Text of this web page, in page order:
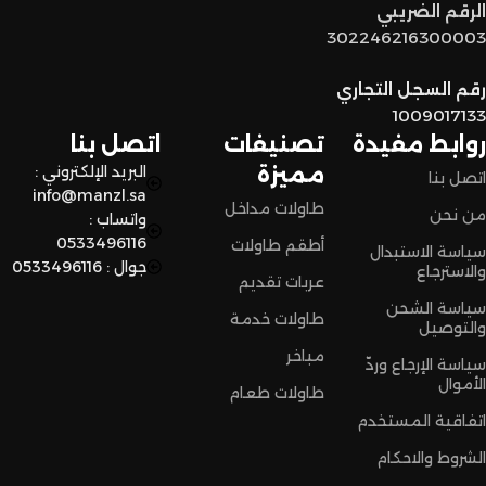
توصيل سريع وآمن
نضمن وصول منتجاتكم بأفضل حالة وفي أقصر وقت ممكن.
اختاروا الراحة والأناقة من المنزل النادر للاثاث الآن وعيشوا تجربة
تسوق مميزة.
روابط مفيدة
اتصل بنا
من نحن
سياسة الاستبدال
والاسترجاع
سياسة الشحن
والتوصيل
سياسة الإرجاع وردّ
الأموال
اتفاقية المستخدم
الشروط والاحكام
تصنيفات
مميزة
طاولات مداخل
أطقم طاولات
عربات تقديم
طاولات خدمة
مباخر
طاولات طعام
اتصل بنا
البريد الإلكتروني :
info@manzl.sa
واتساب :
0533496116
جوال : 0533496116
الرقم الضريبي
302246216300003
رقم السجل التجاري
1009017133